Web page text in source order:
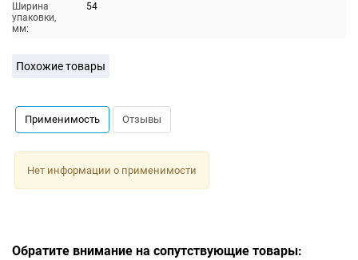
Ширина
упаковки,
мм:
54
Похожие товары
Применимость Отзывы
Нет информации о применимости
Обратите внимание на сопутствующие товары: